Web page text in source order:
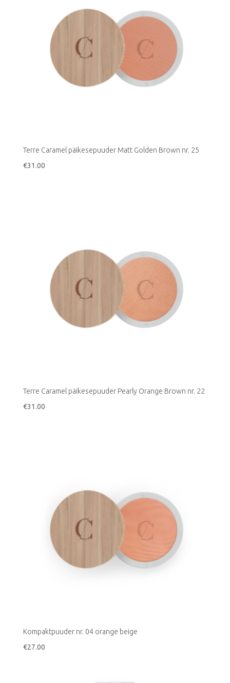
Terre Caramel päikesepuuder Matt Golden Brown nr. 25
€31.00
Terre Caramel päikesepuuder Pearly Orange Brown nr. 22
€31.00
Kompaktpuuder nr. 04 orange beige
€27.00